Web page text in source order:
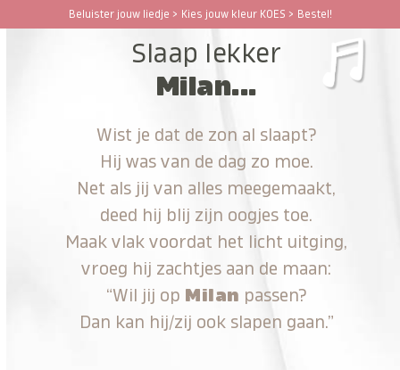
Beluister jouw liedje > Kies jouw kleur KOES > Bestel!
Open
Close
Slaap lekker
Milan...
Wist je dat de zon al slaapt?
Hij was van de dag zo moe.
Net als jij van alles meegemaakt,
deed hij blij zijn oogjes toe.
Maak vlak voordat het licht uitging,
vroeg hij zachtjes aan de maan:
“Wil jij op Milan passen?
Dan kan hij/zij ook slapen gaan.”